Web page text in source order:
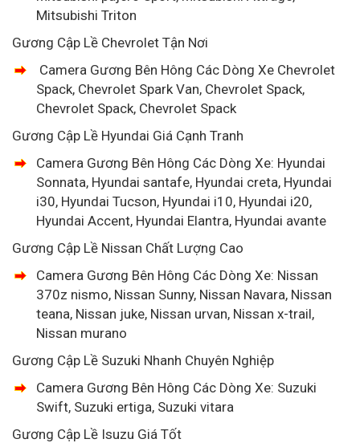
Mitsubishi Triton
Gương Cập Lề Chevrolet Tận Nơi
Camera Gương Bên Hông Các Dòng Xe Chevrolet
Spack, Chevrolet Spark Van, Chevrolet Spack,
Chevrolet Spack, Chevrolet Spack
Gương Cập Lề Hyundai Giá Cạnh Tranh
Camera Gương Bên Hông Các Dòng Xe: Hyundai
Sonnata, Hyundai santafe, Hyundai creta, Hyundai
i30, Hyundai Tucson, Hyundai i10, Hyundai i20,
Hyundai Accent, Hyundai Elantra, Hyundai avante
Gương Cập Lề Nissan Chất Lượng Cao
Camera Gương Bên Hông Các Dòng Xe: Nissan
370z nismo, Nissan Sunny, Nissan Navara, Nissan
teana, Nissan juke, Nissan urvan, Nissan x-trail,
Nissan murano
Gương Cập Lề Suzuki Nhanh Chuyên Nghiệp
Camera Gương Bên Hông Các Dòng Xe: Suzuki
Swift, Suzuki ertiga, Suzuki vitara
Gương Cập Lề Isuzu Giá Tốt